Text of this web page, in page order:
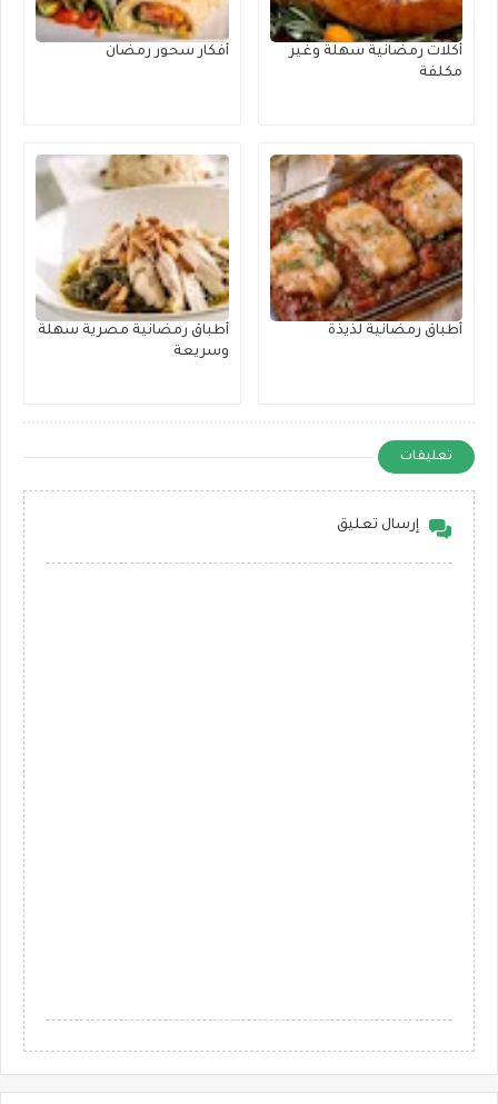
أكلات رمضانية سهلة وغير
مكلفة
أفكار سحور رمضان
أطباق رمضانية لذيذة
أطباق رمضانية مصرية سهلة
وسريعة
تعليقات
إرسال تعليق